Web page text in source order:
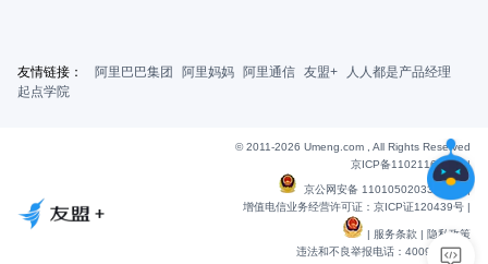
友情链接： 阿里巴巴集团 阿里妈妈 阿里通信 友盟+
人人都是产品经理
起点学院
© 2011-2026 Umeng.com , All Rights Reserved
京ICP备11021163号-6|
京公网安备 11010502033607号
|
增值电信业务经营许可证：京ICP证120439号 |
| 服务条款 | 隐私政策
违法和不良举报电话：4009901848